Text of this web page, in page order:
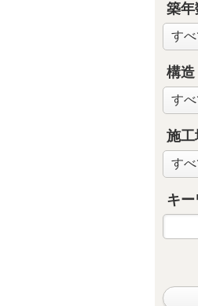
築年
構造
施工
キ